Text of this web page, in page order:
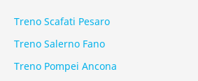
Treno Scafati Pesaro
Treno Salerno Fano
Treno Pompei Ancona